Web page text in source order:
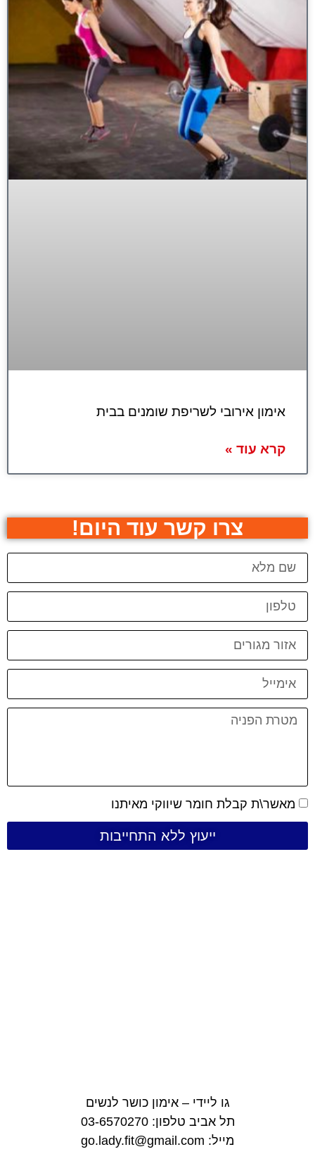
אימון אירובי לשריפת שומנים בבית
קרא עוד »
צרו קשר עוד היום!
מאשר\ת קבלת חומר שיווקי מאיתנו
ייעוץ ללא התחייבות
גו ליידי – אימון כושר לנשים
תל אביב טלפון: 03-6570270
מייל: go.lady.fit@gmail.com